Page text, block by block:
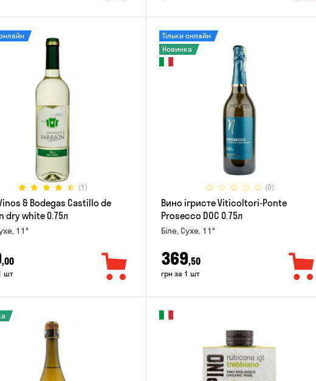
(1)
& Bodegas Castillo de
dry white 0.75л
11°
,00
шт
(0)
Тільки онлайн
Новинка
Вино ігристе Viticoltori-Ponte
Prosecco DOC 0.75л
Біле, Сухе, 11°
369,50
грн за 1 шт